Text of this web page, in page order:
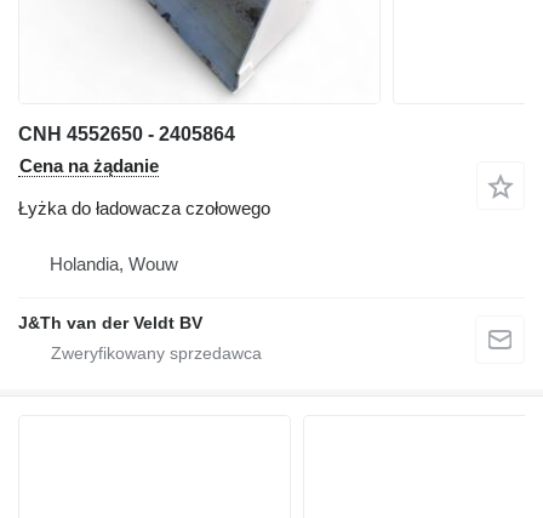
CNH 4552650 - 2405864
Cena na żądanie
Łyżka do ładowacza czołowego
Holandia, Wouw
J&Th van der Veldt BV